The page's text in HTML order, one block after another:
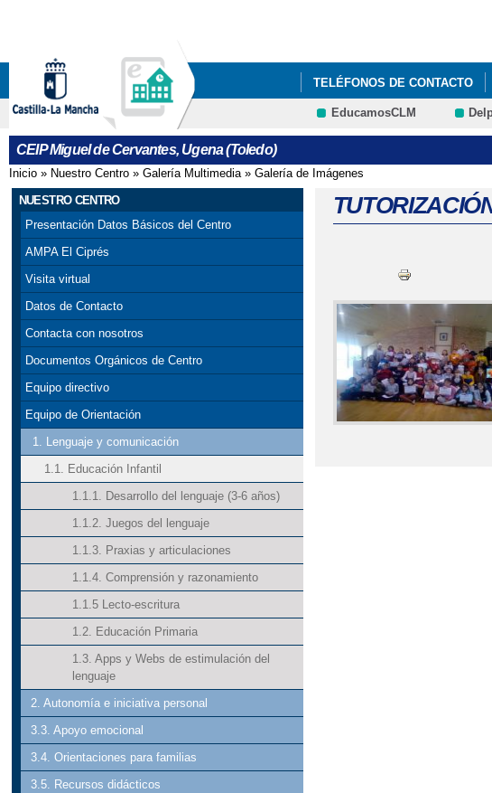
TELÉFONOS DE CONTACTO
TABLÓN DE ANUNCIOS
EducamosCLM
CEIP Miguel de Cervantes, Ugena (Toledo)
Se encuentra usted aquí
Inicio » Nuestro Centro » Galería Multimedia» Galería de Imágenes
NUESTRO CENTRO
Presentación Datos Básicos del Centro
AMPA El Ciprés
Visita virtual
Datos de Contacto
Contacta con nosotros
Documentos Orgánicos de Centro
Equipo directivo
Equipo de Orientación
1. Lenguaje y comunicación
1.1. Educación Infantil
1.1.1. Desarrollo del lenguaje (3-6 años)
1.1.2. Juegos del lenguaje
1.1.3. Praxias y articulaciones
1.1.4. Comprensión y razonamiento
1.1.5 Lecto-escritura
1.2. Educación Primaria
1.3. Apps y Webs de estimulación del
lenguaje
2. Autonomía e iniciativa personal
3.3. Apoyo emocional
3.4. Orientaciones para familias
3.5. Recursos didácticos